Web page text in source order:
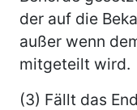
der auf die
außer wenn
mitgeteilt wird.
(3) Fällt das